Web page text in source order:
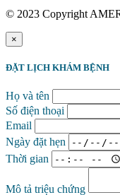
© 2023 Copyright
×
ĐẶT LỊCH KHÁM BỆNH
Họ và tên
Số điện thoại
Email
Ngày đặt hẹn
Thời gian
Mô tả triệu chứng